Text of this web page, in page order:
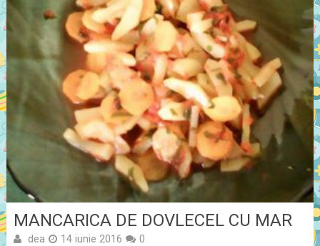
MANCARICA DE DOVLECEL CU MAR
dea 14 iunie 2016 0